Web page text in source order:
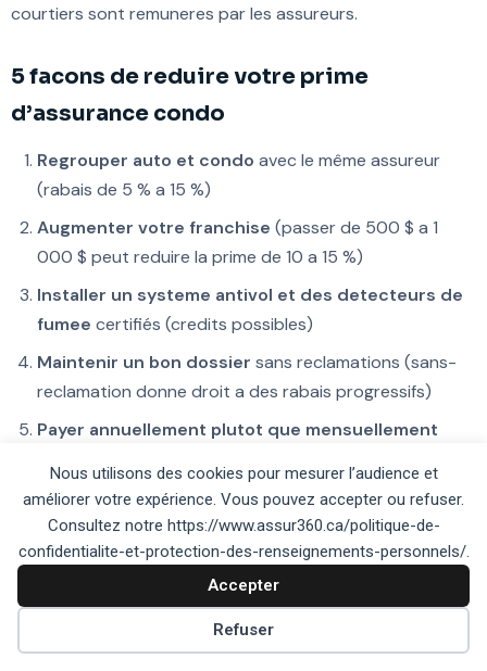
Nous utilisons des cookies pour mesurer l’audience et
améliorer votre expérience. Vous pouvez accepter ou refuser.
Consultez notre https://www.assur360.ca/politique-de-
confidentialite-et-protection-des-renseignements-personnels/.
Accepter
Refuser
Préférences des témoins
courtiers sont remuneres par les assureurs.
5 facons de reduire votre prime
d’assurance condo
Regrouper auto et condo avec le même assureur
(rabais de 5 % a 15 %)
Augmenter votre franchise (passer de 500 $ a 1
000 $ peut reduire la prime de 10 a 15 %)
Installer un systeme antivol et des detecteurs de
fumee certifiés (credits possibles)
Maintenir un bon dossier sans reclamations (sans-
reclamation donne droit a des rabais progressifs)
Payer annuellement plutot que mensuellement
Nos ressources sur l’assurance
habitation au Québec